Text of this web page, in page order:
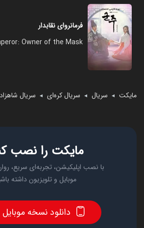
فرمانروای نقابدار
Owner of the Mask
مایکت ◄ سریال ◄ سریال کره‌ای ◄ سریال
مایکت را نصب
با نصب اپلیکیشن، تجربه‌ای سریع،
موبایل و تلویزیون داشته
دانلود نسخه موبایل